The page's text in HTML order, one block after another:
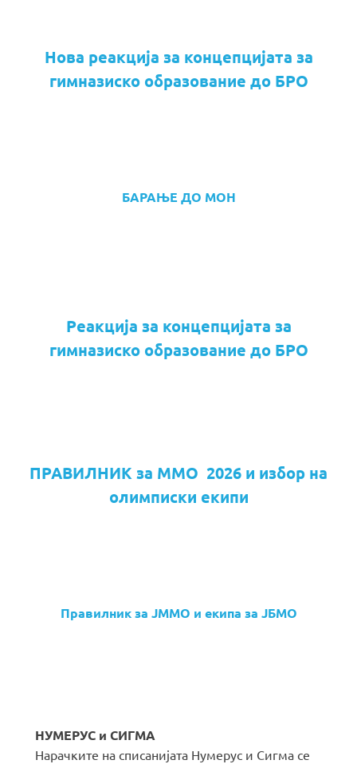
Нова реакција за концепцијата за
гимназиско образование до БРО
БАРАЊЕ ДО МОН
Реакција за концепцијата за
гимназиско образование до БРО
ПРАВИЛНИК за ММО 2026 и избор на
олимписки екипи
Правилник за ЈММО и екипа за ЈБМО
НУМЕРУС и СИГМА
Нарачките на списанијата Нумерус и Сигма се